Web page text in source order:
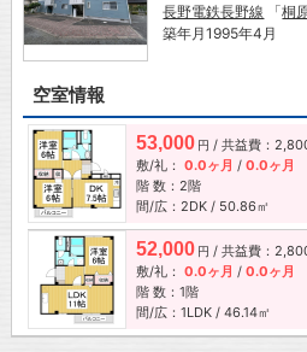
長野電鉄長野線 「桐
築年月1995年4月
空室情報
53,000 円 / 共益費：
敷/礼： 0.0ヶ月 / 0.0ヶ月
階 数：2階
間/広：2DK / 50.86㎡
52,000 円 / 共益費：
敷/礼： 0.0ヶ月 / 0.0ヶ月
階 数：1階
間/広：1LDK / 46.14㎡